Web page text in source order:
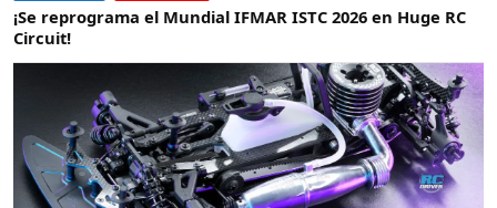
¡Se reprograma el Mundial IFMAR ISTC 2026 en Huge RC
Circuit!